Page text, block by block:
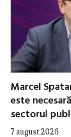
Marcel
este
sectorul
7 august 2026